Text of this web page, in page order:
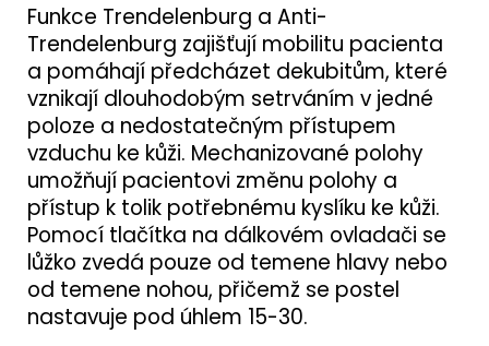
Funkce Trendelenburg a Anti-
Trendelenburg zajišťují mobilitu pacienta
a pomáhají předcházet dekubitům, které
vznikají dlouhodobým setrváním v jedné
poloze a nedostatečným přístupem
vzduchu ke kůži. Mechanizované polohy
umožňují pacientovi změnu polohy a
přístup k tolik potřebnému kyslíku ke kůži.
Pomocí tlačítka na dálkovém ovladači se
lůžko zvedá pouze od temene hlavy nebo
od temene nohou, přičemž se postel
nastavuje pod úhlem 15-30.